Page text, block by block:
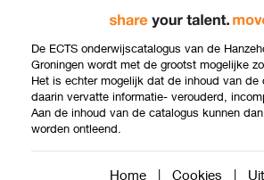
kwaliteitsbevorderaar
Zorgverlener Indiceren van
De ECTS onderwijscatalogus van de
Groningen wordt met de grootst mogelijke
Het is echter mogelijk dat de inhoud van de
daarin vervatte informatie- verouderd,
Aan de inhoud van de catalogus kunnen
worden ontleend.
Home | Cookies |